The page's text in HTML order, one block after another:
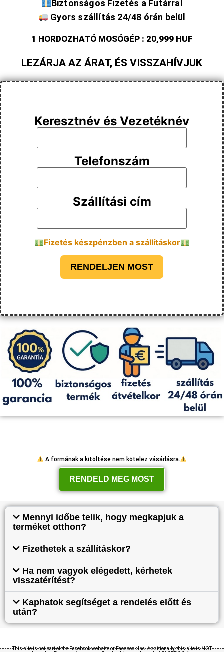
Biztonságos Fizetés a Futárral
Gyors szállítás 24/48 órán belül
1 HORDOZHATÓ MOSÓGÉP : 20,999 HUF
LEZÁRJA AZ ÁRAT, ÉS VISSZAHÍVJUK
Keresztnév és Vezetéknév
Telefonszám
Szállítási cím
Fizetés készpénzben a szállításkor
RENDELJEN MOST
A formának a kitöltése nem kötelez vásárlásra.
RENDELD MEG MOST
Mennyi időbe telik, hogy megkapjuk a
terméket otthon?
Fizethetek a szállításkor?
Ha nem vagyok elégedett, kérhetek
visszatérítést?
Kaphatok segítséget a rendelés előtt és
után?
This site is not part of the Facebook website or Facebook Inc. Additionally, this site is NOT